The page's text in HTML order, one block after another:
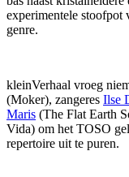
experimentele
genre.
kleinVerhaal vroeg
(Moker), zangeres Ilse
Maris (The Flat Earth
Vida) om het TOSO
repertoire uit te puren.